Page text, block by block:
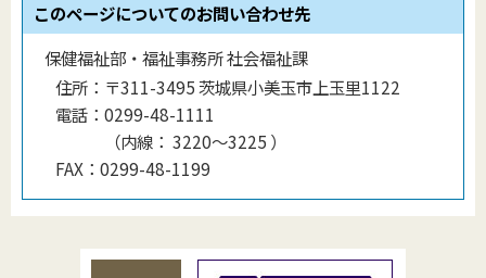
このページについてのお問い合わせ先
保健福祉部・福祉事務所 社会福祉課
住所： 〒311-3495 茨城県小美玉市上玉里1122
電話： 0299-48-1111
（内線 ： 3220〜3225 ）
FAX： 0299-48-1199